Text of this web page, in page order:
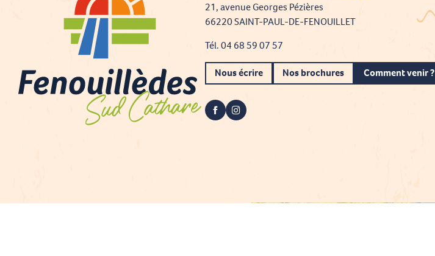
21, avenue Georges Pézières
66220 SAINT-PAUL-DE-FENOUILLET
Tél. 04 68 59 07 57
Nous écrire Nos brochures Comment venir ?